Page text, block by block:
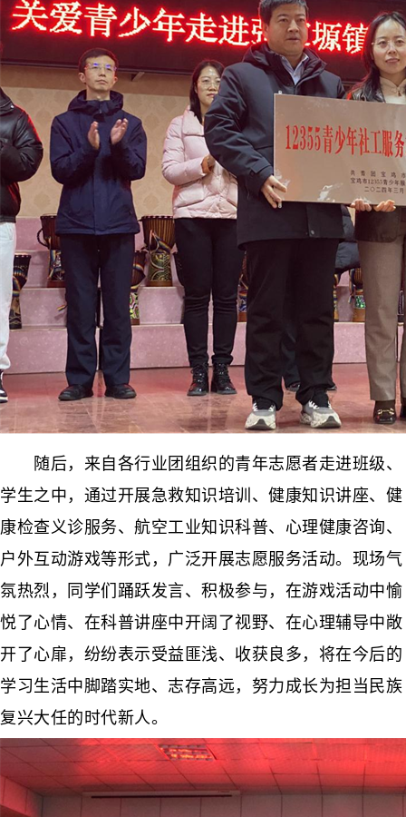
随后，来自各行业团组织的青年志愿者走进班级、
学生之中，通过开展急救知识培训、健康知识讲座、健
康检查义诊服务、航空工业知识科普、心理健康咨询、
户外互动游戏等形式，广泛开展志愿服务活动。现场气
氛热烈，同学们踊跃发言、积极参与，在游戏活动中愉
悦了心情、在科普讲座中开阔了视野、在心理辅导中敞
开了心扉，纷纷表示受益匪浅、收获良多，将在今后的
学习生活中脚踏实地、志存高远，努力成长为担当民族
复兴大任的时代新人。